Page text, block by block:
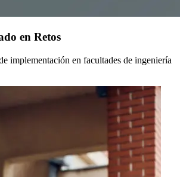
en Retos
implementación en facultades de ingeniería